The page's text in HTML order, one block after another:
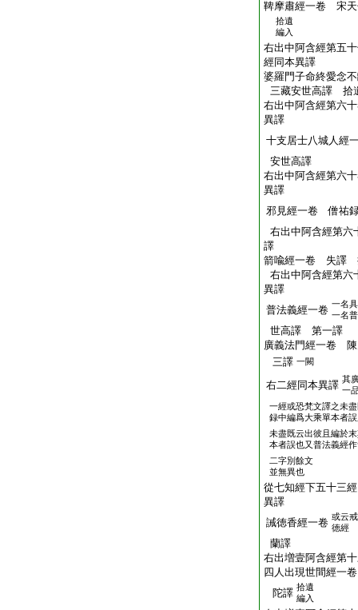
鞞摩肅經一卷 宋天
拾遺
編入
右出中阿含經第五
經同本異譯
婆羅門子命終愛念
三藏安世高譯 拾
右出中阿含經第六
異譯
十支居士八城人經
安世高譯
右出中阿含經第六
異譯
邪見經一卷 僧祐
右出中阿含經第六
譯
箭喩經一卷 失譯
右出中阿含經第六
異譯
普法義經一卷 一名
一名
世高譯 第一譯
廣義法門經一卷
三譯 一闕
右二經同本異譯 其
一
一經或恐梵文譯之未
録中編爲大乘單本者
未盡既云出彼且編於
本者誤也又普法義經
二字別餘文
並無異也
從七知經下五十三
異譯
誡徳香經一卷 或云戒
徳經
蘭譯
右出増壹阿含經第
四人出現世間經一
陀譯 拾遺
編入